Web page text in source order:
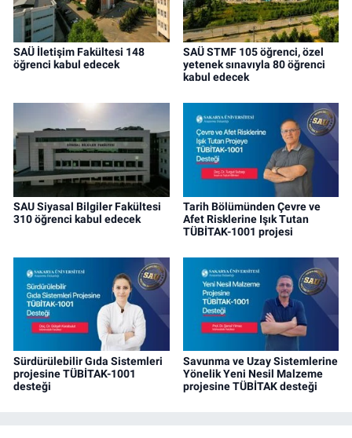
SAÜ İletişim Fakültesi 148
öğrenci kabul edecek
SAÜ STMF 105 öğrenci, özel
yetenek sınavıyla 80 öğrenci
kabul edecek
SAU Siyasal Bilgiler Fakültesi
310 öğrenci kabul edecek
Tarih Bölümünden Çevre ve
Afet Risklerine Işık Tutan
TÜBİTAK-1001 projesi
Sürdürülebilir Gıda Sistemleri
projesine TÜBİTAK-1001
desteği
Savunma ve Uzay Sistemlerine
Yönelik Yeni Nesil Malzeme
projesine TÜBİTAK desteği